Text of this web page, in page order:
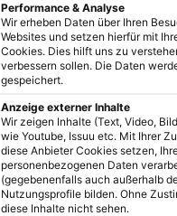
Performance & Analyse
Wir erheben Daten über Ihren
Websites und setzen hierfür mit
Cookies. Dies hilft uns zu
verbessern sollen. Die Daten
gespeichert.
Anzeige externer Inhalte
Wir zeigen Inhalte (Text, Video,
wie Youtube, Issuu etc. Mit Ihrer
diese Anbieter Cookies setzen,
personenbezogenen Daten
(gegebenenfalls auch außerhalb
Nutzungsprofile bilden. Ohne
diese Inhalte nicht sehen.